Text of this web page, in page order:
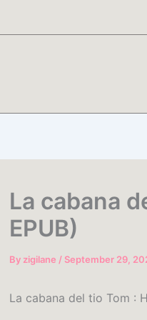
La cabana
EPUB)
By zigilane /September 29,
La cabana del tio Tom :